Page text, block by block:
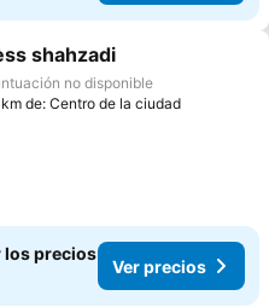
a favoritos
shahzadi
no disponible
de: Centro de la ciudad
los precios
Ver precios